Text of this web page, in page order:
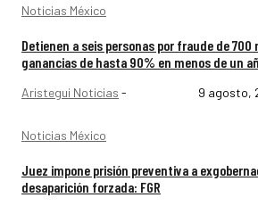
Noticias México
Detienen a seis personas por fraude de 700
ganancias de hasta 90% en menos de un
Aristegui Noticias - 9 agosto,
Noticias México
Juez impone prisión preventiva a
desaparición forzada: FGR